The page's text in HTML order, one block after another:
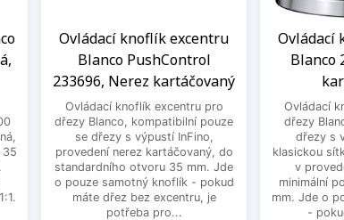
35
Ovládací knoflík excentru
Blanco PushControl
233696, Nerez kartáčovaný
Ovládací knoflík excentru pro
dřezy Blanco, kompatibilní pouze
se dřezy s výpustí InFino,
provedení nerez kartáčovaný, do
standardního otvoru 35 mm. Jde
o pouze samotný knoflík - pokud
máte dřez bez excentru, je
potřeba pro...
Ovládací
Blanco
Ovládací
dřezy
dřezy s
klasickou
v
minimální
mm. Jde o
-